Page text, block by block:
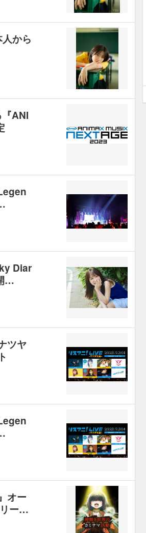
から
ANI
Diar
…
ツヤ
オー
ー…